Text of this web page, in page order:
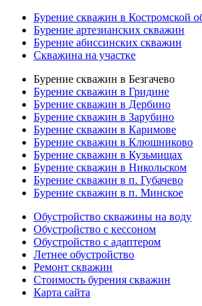
Бурение скважин в Костромской
Бурение артезианских скважин
Бурение абиссинских скважин
Скважина на участке
Бурение скважин в Безгачево
Бурение скважин в Гридине
Бурение скважин в Дербино
Бурение скважин в Зарубино
Бурение скважин в Каримове
Бурение скважин в Клюшниково
Бурение скважин в Кузьмищах
Бурение скважин в Никольском
Бурение скважин в п. Губачево
Бурение скважин в п. Минское
Обустройство скважины на воду
Обустройство с кессоном
Обустройство с адаптером
Летнее обустройство
Ремонт скважин
Стоимость бурения скважин
Карта сайта